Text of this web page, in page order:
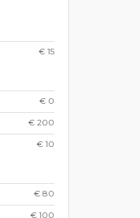
€ 15
€ 0
€ 200
€ 10
€ 80
€ 100